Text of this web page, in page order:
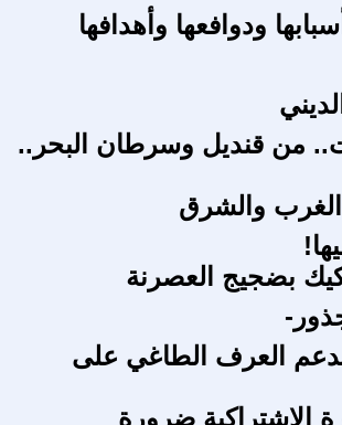
ودوافعها وأهدافها
من قنديل وسرطان البحر..
الغرب والشرق
بضجيج العصرنة
العرف الطاغي على
الاشتراكية ضرورة